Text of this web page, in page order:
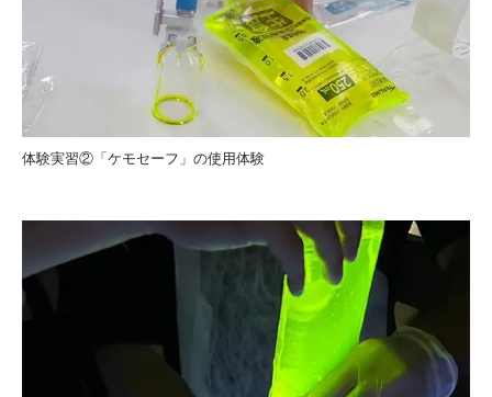
体験実習②「ケモセーフ」の使用体験